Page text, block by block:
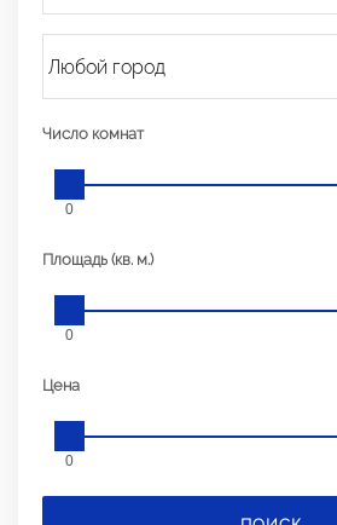
Число комнат
0
Площадь (кв. м.)
0
Цена
0